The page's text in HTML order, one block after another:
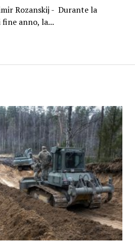
Rozanskij - Durante la
anno, la...